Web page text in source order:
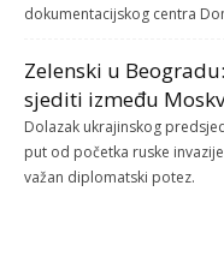
dokumentacijskog centra
Zelenski u
sjediti između
Dolazak ukrajinskog
put od početka ruske
važan diplomatski potez.